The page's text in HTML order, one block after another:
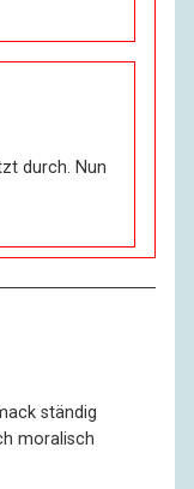
durch. Nun
ständig
moralisch